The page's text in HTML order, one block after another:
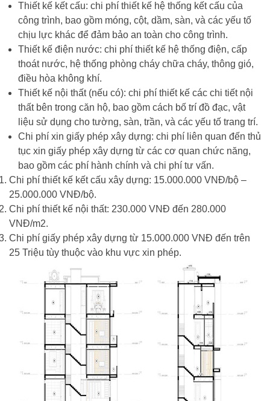
Thiết kế kết cấu: chi phí thiết kế hệ thống kết cấu của
công trình, bao gồm móng, cột, dầm, sàn, và các yếu tố
chịu lực khác để đảm bảo an toàn cho công trình.
Thiết kế điện nước: chi phí thiết kế hệ thống điện, cấp
thoát nước, hệ thống phòng cháy chữa cháy, thông gió,
điều hòa không khí.
Thiết kế nội thất (nếu có): chi phí thiết kế các chi tiết nội
thất bên trong căn hộ, bao gồm cách bố trí đồ đạc, vật
liệu sử dụng cho tường, sàn, trần, và các yếu tố trang trí.
Chi phí xin giấy phép xây dựng: chi phí liên quan đến thủ
tục xin giấy phép xây dựng từ các cơ quan chức năng,
bao gồm các phí hành chính và chi phí tư vấn.
Chi phí thiết kế kết cấu xây dựng: 15.000.000 VNĐ/bộ –
25.000.000 VNĐ/bộ.
Chi phí thiết kế nội thất: 230.000 VNĐ đến 280.000
VNĐ/m2.
Chi phí giấy phép xây dựng từ 15.000.000 VNĐ đến trên
25 Triệu tùy thuộc vào khu vực xin phép.